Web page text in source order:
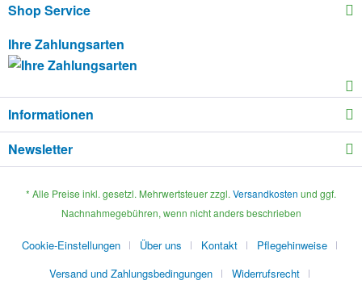
Shop Service
Ihre Zahlungsarten
Informationen
Newsletter
* Alle Preise inkl. gesetzl. Mehrwertsteuer zzgl. Versandkosten und ggf.
Nachnahmegebühren, wenn nicht anders beschrieben
Cookie-Einstellungen Über uns Kontakt
Pflegehinweise
Versand und Zahlungsbedingungen
Widerrufsrecht